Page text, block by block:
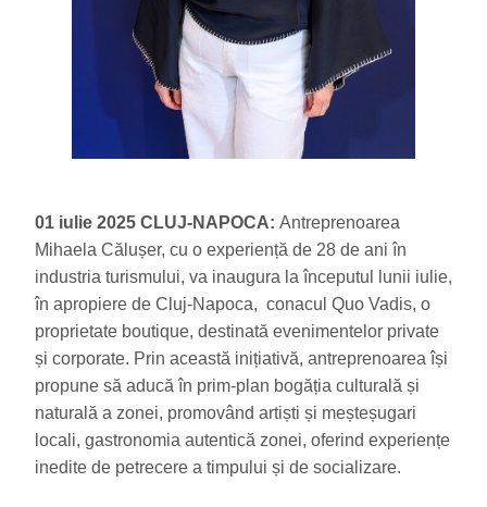
01 iulie 2025 CLUJ-NAPOCA: Antreprenoarea
Mihaela Călușer, cu o experiență de 28 de ani în
industria turismului, va inaugura la începutul lunii iulie,
în apropiere de Cluj-Napoca, conacul Quo Vadis, o
proprietate boutique, destinată evenimentelor private
și corporate. Prin această inițiativă, antreprenoarea își
propune să aducă în prim-plan bogăția culturală și
naturală a zonei, promovând artiști și meșteșugari
locali, gastronomia autentică zonei, oferind experiențe
inedite de petrecere a timpului și de socializare.